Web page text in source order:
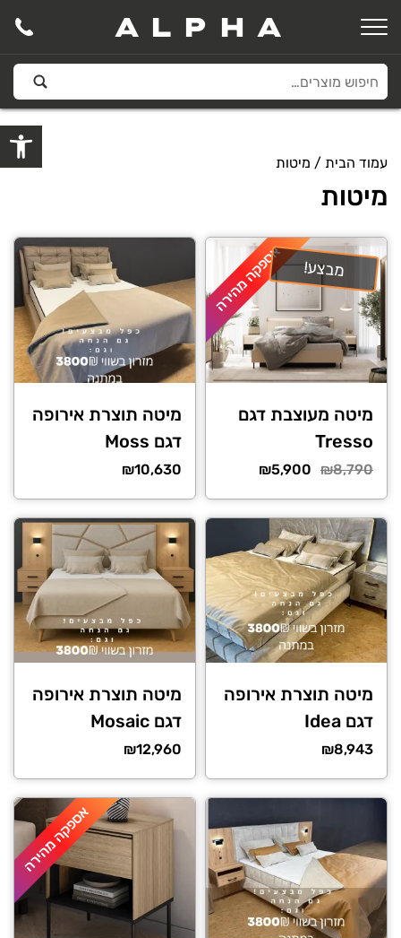
פתח
ALPHA
עמוד הבית / מיטות
מיטות
אספקה מהירה מבצע!
מיטה מעוצבת דגם
Tresso
₪8,790
המחיר
₪8,790.
₪5,900
המחיר
₪5,900.
מיטה תוצרת אירופה
דגם Moss
₪10,630
מיטה תוצרת אירופה
דגם Idea
₪8,943
מיטה תוצרת אירופה
דגם Mosaic
₪12,960
אספקה מהירה